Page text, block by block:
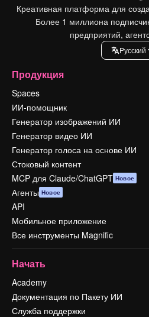
Креативная платформа для
Более 1 миллиона
предприятий,
Pусский
Продукция
Spaces
ИИ-помощник
Генератор изображений ИИ
Генератор видео ИИ
Генератор голоса на основе ИИ
Стоковый контент
MCP для Claude/ChatGPT Новое
Агенты Новое
API
Мобильное приложение
Все инструменты Magnific
Начать
Academy
Документация по Пакету ИИ
Служба поддержки